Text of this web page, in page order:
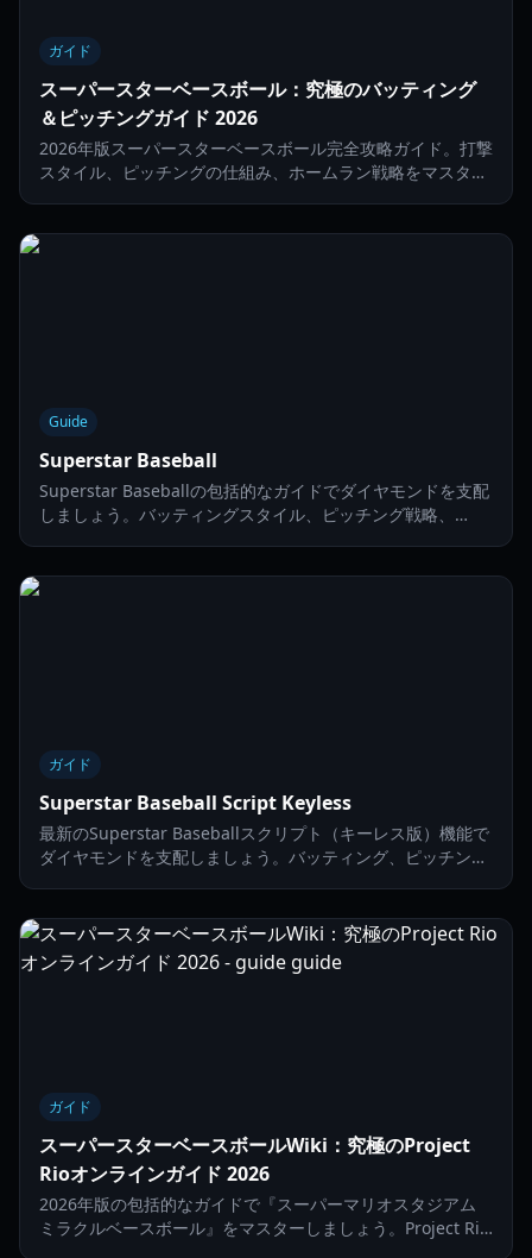
ガイド
スーパースターベースボール：究極のバッティング
＆ピッチングガイド 2026
2026年版スーパースターベースボール完全攻略ガイド。打撃
スタイル、ピッチングの仕組み、ホームラン戦略をマスター
Guide
Superstar Baseball
Superstar Baseballの包括的なガイドでダイヤモンドを支配
しましょう。バッティングスタイル、ピッチング戦略、
ガイド
Superstar Baseball Script Keyless
最新のSuperstar Baseballスクリプト（キーレス版）機能で
ダイヤモンドを支配しましょう。バッティング、ピッチン
ガイド
スーパースターベースボールWiki：究極のProject
Rioオンラインガイド 2026
2026年版の包括的なガイドで『スーパーマリオスタジアム
ミラクルベースボール』をマスターしましょう。Project Rio